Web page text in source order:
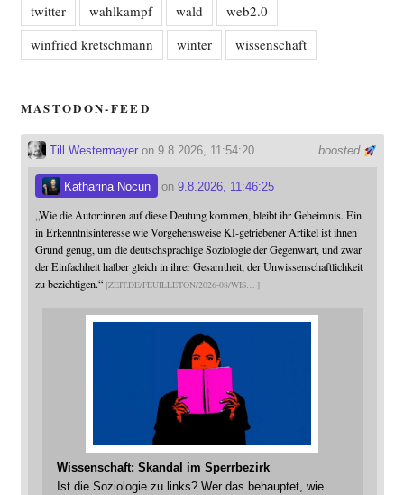
twitter
wahlkampf wald
web2.0
winfried kretschmann
winter wissenschaft
MASTODON-FEED
boosted
Till Westermayeron 9.8.2026, 11:54:20
Katharina Nocun on 9.8.2026, 11:46:25
„Wie die Autor:innen auf diese Deutung kommen, bleibt ihr Geheimnis. Ein
in Erkenntnisinteresse wie Vorgehensweise KI-getriebener Artikel ist ihnen
Grund genug, um die deutschsprachige Soziologie der Gegenwart, und zwar
der Einfachheit halber gleich in ihrer Gesamtheit, der Unwissenschaftlichkeit
zu bezichtigen.“ ZEIT.DE/FEUILLETON/2026-08/WIS
Wissenschaft: Skandal im Sperrbezirk
Ist die Soziologie zu links? Wer das behauptet, wie